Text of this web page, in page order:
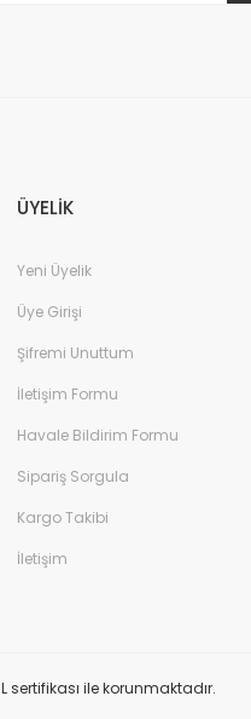
ÜYELİK
Yeni Üyelik
Üye Girişi
Şifremi Unuttum
İletişim Formu
Havale Bildirim Formu
Sipariş Sorgula
Kargo Takibi
İletişim
sertifikası ile korunmaktadır.